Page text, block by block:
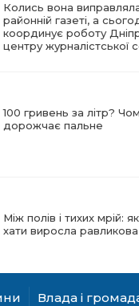
Колись вона
районній газеті, а
координує роботу
центру журналістської
100 гривень за літр?
дорожчає пальне
Між полів і тихих мрій:
хати виросла
Влада і